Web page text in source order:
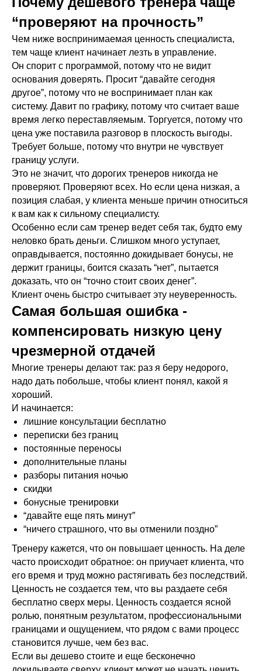
“проверяют на прочность”
Чем ниже воспринимаемая ценность специалиста,
тем чаще клиент начинает лезть в управление.
Он спорит с программой, потому что не видит
основания доверять. Просит “давайте сегодня
другое”, потому что не воспринимает план как
систему. Давит по графику, потому что считает ваше
время легко переставляемым. Торгуется, потому что
цена уже поставила разговор в плоскость выгоды.
Требует больше, потому что внутри не чувствует
границу услуги.
Это не значит, что дорогих тренеров никогда не
проверяют. Проверяют всех. Но если цена низкая, а
позиция слабая, у клиента меньше причин относиться
к вам как к сильному специалисту.
Особенно если сам тренер ведет себя так, будто ему
неловко брать деньги. Слишком много уступает,
оправдывается, постоянно докидывает бонусы, не
держит границы, боится сказать “нет”, пытается
доказать, что он “точно стоит своих денег”.
Клиент очень быстро считывает эту неуверенность.
Самая большая ошибка -
компенсировать низкую цену
чрезмерной отдачей
Многие тренеры делают так: раз я беру недорого,
надо дать побольше, чтобы клиент понял, какой я
хороший.
И начинается:
лишние консультации бесплатно
переписки без границ
постоянные переносы
дополнительные планы
разборы питания ночью
скидки
бонусные тренировки
“давайте еще пять минут”
“ничего страшного, что вы отменили поздно”
Тренеру кажется, что он повышает ценность. На деле
часто происходит обратное: он приучает клиента, что
его время и труд можно растягивать без последствий.
Ценность не создается тем, что вы раздаете себя
бесплатно сверх меры. Ценность создается ясной
ролью, понятным результатом, профессиональными
границами и ощущением, что рядом с вами процесс
становится лучше, чем без вас.
Если вы дешево стоите и еще бесконечно